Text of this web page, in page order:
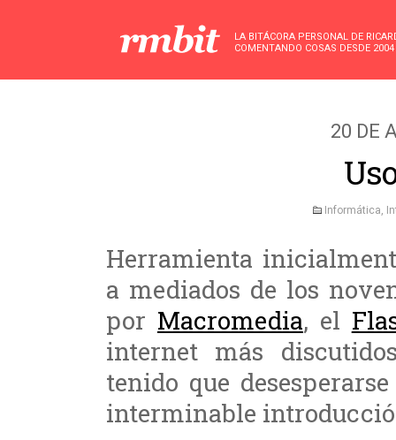
LA BITÁCORA PERSONAL DE
COMENTANDO COSAS DESDE 2004
20 DE
Informática,
Herramienta
a mediados de los
por Macromedia, el
internet más
tenido que
interminable